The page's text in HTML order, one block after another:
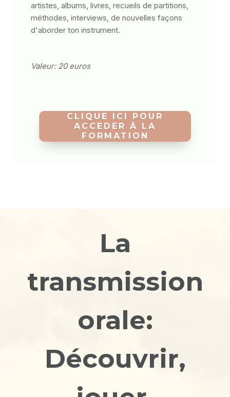
artistes, albums, livres, recueils de partitions,
méthodes, interviews, de nouvelles façons
d'aborder ton instrument.
Valeur: 20 euros
CLIQUE ICI POUR
ACCEDER À LA
FORMATION
La
transmission
orale:
Découvrir,